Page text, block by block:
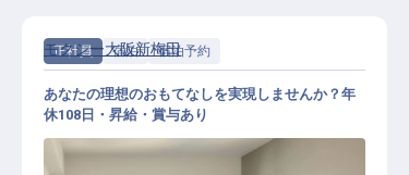
正社員 宿泊 宿泊予約
モクシー大阪新梅田
あなたの理想のおもてなしを実現しませんか？年
休108日・昇給・賞与あり